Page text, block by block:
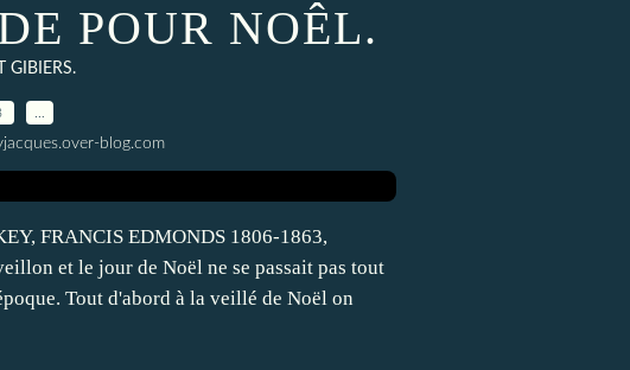
POUR NOÊL.
GIBIERS.
blog.com
FRANCIS EDMONDS 1806-1863,
et le jour de Noël ne se passait pas tout
Tout d'abord à la veillé de Noël on